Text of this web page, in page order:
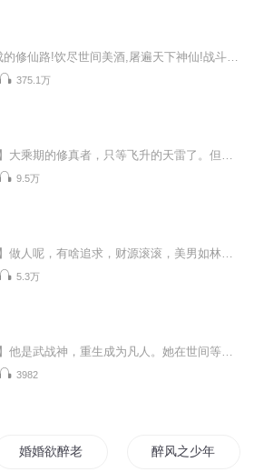
375.1万
9.5万
5.3万
3982
婚婚欲醉老婆大人在上 醉风之少年醉风